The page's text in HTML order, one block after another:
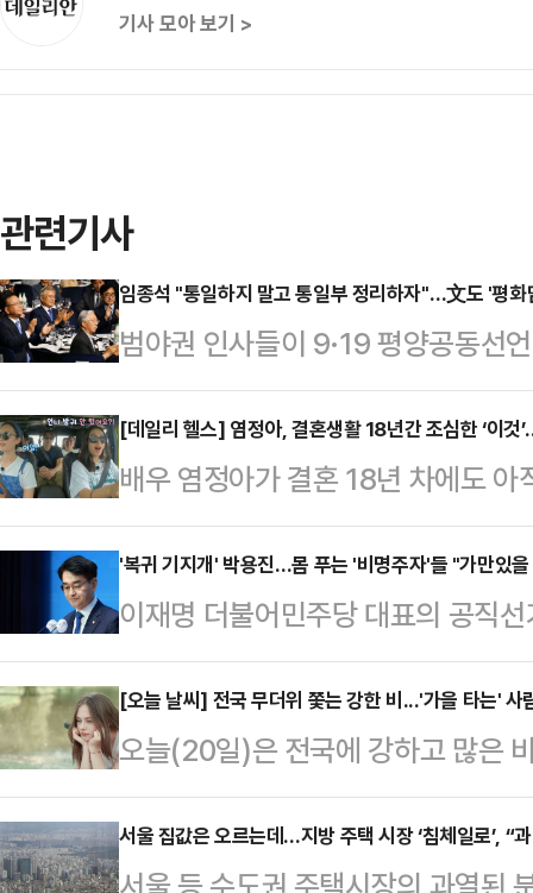
기사 모아 보기 >
관련기사
임종석 "통일하지 말고 통일부 정리하자"…文도 '평화
범야권 인사들이 9·19 평양공동선
대북 정책 노선을 맹비난하면서, 한
협력이 필요하다고 주장했다.이 과
했던 임종석 전 청와대 비서실장은
'2국가론'이 돼야한다고 제시했다.
께 살며 서로 존중하고 같이 행복하
사실을 수용해야 한다"고 주장했다
면적 재검토…
[데일리 헬스] 염정아, 결혼생활 18년간 조심한 ‘이것
배우 염정아가 결혼 18년 차에도
움을 샀다.방귀는 자연스러운 생리
뀌어버리기엔 부끄럽기 마련이다.
좋지 않을 수도 있어 주의가 필요하
간 공기가 장 내용물의 발효에 의해
자연스런 생리현상이다. 누구나 뀐
그리고 약간의 메탄으로 구성되며
14~23회 가량 배출…
'복귀 기지개' 박용진…몸 푸는 '비명주자'들 "가만있
이재명 더불어민주당 대표의 공직
며 '사법리스크' 그늘도 짙어지고
으로도 지목됐던 만큼 비명계(비이
보인다. 지난 총선에서 '비명횡사'
과 공정성을 앞세워 재건을 위한 몸
난 총선에서 '비명횡사'를 당한 박
[오늘 날씨] 전국 무더위 쫓는 강한 비...'가을 타는' 사
오늘(20일)은 전국에 강하고 많은
독했던 더위를 씻겨낼 것으로 예상
분 지역에 비가 내린다. 저녁까지는
서울 집값은 오르는데…지방 주택 시장 ‘침체일로’, “